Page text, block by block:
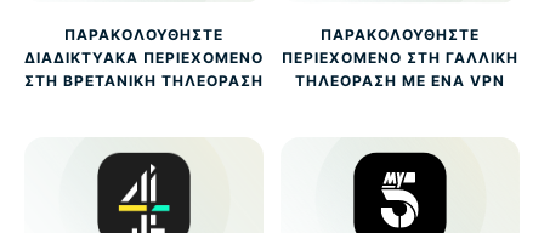
ΠΑΡΑΚΟΛΟΥΘΉΣΤΕ
ΔΙΑΔΙΚΤΥΑΚΆ ΠΕΡΙΕΧΌΜΕΝΟ
ΣΤΗ ΒΡΕΤΑΝΙΚΉ ΤΗΛΕΌΡΑΣΗ
ΠΑΡΑΚΟΛΟΥΘΉΣΤΕ
ΠΕΡΙΕΧΌΜΕΝΟ ΣΤΗ ΓΑΛΛΙΚΉ
ΤΗΛΕΌΡΑΣΗ ΜΕ ΈΝΑ VPN